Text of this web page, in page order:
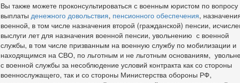
Вы также можете проконсультироваться с военным юристом по вопросу
выплаты денежного довольствия, пенсионного обеспечения,
военной, в том числе назначения второй (гражданской) пенсии,
выслуги лет для назначения военной пенсии, увольнению с военной
службы, в том числе призванным на военную службу по мобилизации и
находящимся на СВО, по льготным и не льготным основаниям,
с военной службы за несоблюдение условий контракта как со стороны
военнослужащего, так и со стороны Министерства обороны РФ,